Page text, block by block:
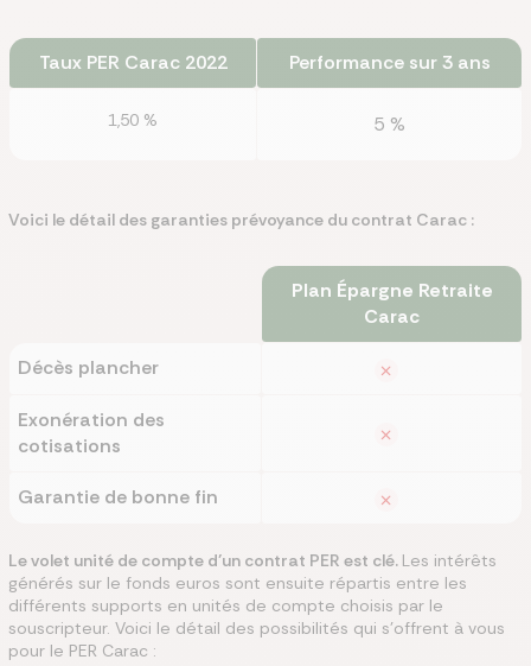
Taux PER Carac 2022 Performance sur 3 ans
1,50 % 5 %
Voici le détail des garanties prévoyance du contrat Carac :
Plan Épargne Retraite
Carac
Décès plancher
Exonération des
cotisations
Garantie de bonne fin
Le volet unité de compte d’un contrat PER est clé. Les intérêts
générés sur le fonds euros sont ensuite répartis entre les
différents supports en unités de compte choisis par le
souscripteur. Voici le détail des possibilités qui s’offrent à vous
pour le PER Carac :